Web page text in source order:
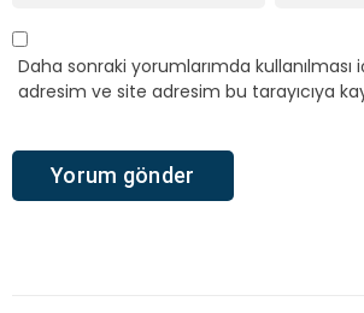
Daha sonraki yorumlarımda
adresim ve site adresim bu tarayıcıya